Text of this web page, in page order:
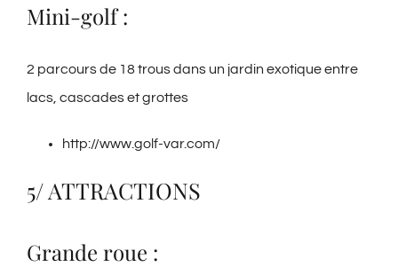
Mini-golf :
2 parcours de 18 trous dans un jardin exotique entre
lacs, cascades et grottes
http://www.golf-var.com/
5/ ATTRACTIONS
Grande roue :